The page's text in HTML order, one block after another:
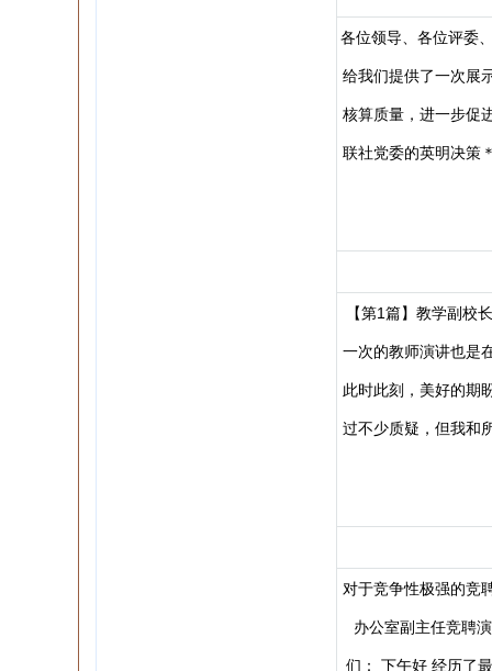
各位领导、各位评委
给我们提供了一次展
核算质量，进一步促
联社党委的英明决策
【第1篇】教学副校
一次的教师演讲也是
此时此刻，美好的期
过不少质疑，但我和
对于竞争性极强的竞
办公室副主任竞聘
们： 下午好 经历了